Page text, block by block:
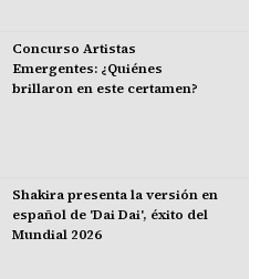
Concurso Artistas
Emergentes: ¿Quiénes
brillaron en este certamen?
Shakira presenta la versión en
español de 'Dai Dai', éxito del
Mundial 2026